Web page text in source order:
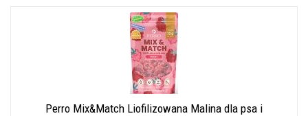
Perro Mix&Match Liofilizowana Malina dla psa i